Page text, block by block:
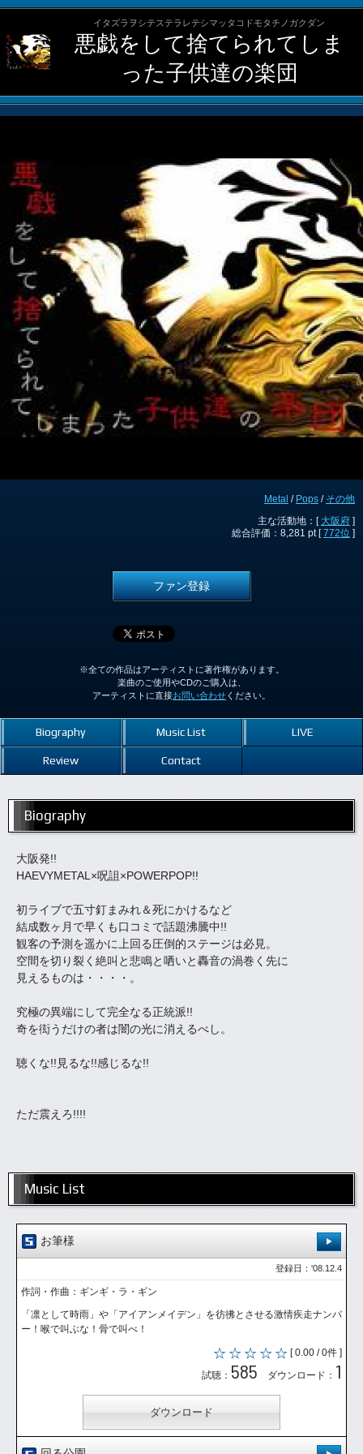
イタズラヲシテステラレテシマッタコドモタチノガクダン
悪戯をして捨てられてしま
った子供達の楽団
Metal / Pops / その他
主な活動地：[ 大阪府 ]
総合評価：8,281 pt [772位 ]
ファン登録
※全ての作品はアーティストに著作権があります。
楽曲のご使用やCDのご購入は、
アーティストに直接お問い合わせ ください。
Biography Music List LIVE
Review Contact
Biography
大阪発!!
HAEVYMETAL×呪詛×POWERPOP!!
初ライブで五寸釘まみれ＆死にかけるなど
結成数ヶ月で早くも口コミで話題沸騰中!!
観客の予測を遥かに上回る圧倒的ステージは必見。
空間を切り裂く絶叫と悲鳴と哂いと轟音の渦巻く先に
見えるものは・・・・。
究極の異端にして完全なる正統派!!
奇を衒うだけの者は闇の光に消えるべし。
聴くな!!見るな!!感じるな!!
ただ震えろ!!!!
Music List
お筆様
登録日：'08.12.4
作詞・作曲：ギンギ・ラ・ギン
「凛として時雨」や「アイアンメイデン」を彷彿とさせる激情疾走ナンバ
ー！喉で叫ぶな！骨で叫べ！
[ 0.00 / 0件 ]
試聴： 585 ダウンロード： 1
ダウンロード